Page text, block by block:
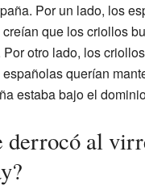
Por un lado, los
que los criollos
otro lado, los
querían
estaba bajo el
derrocó al